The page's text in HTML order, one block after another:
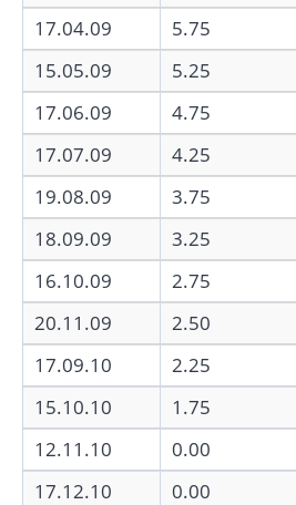
17.04.09
5.75
15.05.09
5.25
17.06.09
4.75
17.07.09
4.25
19.08.09
3.75
18.09.09
3.25
16.10.09
2.75
20.11.09
2.50
17.09.10
2.25
15.10.10
1.75
12.11.10
0.00
17.12.10
0.00